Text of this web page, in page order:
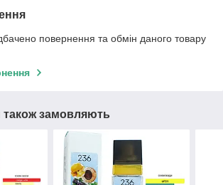
повернення та обмін даного товару
замовляють